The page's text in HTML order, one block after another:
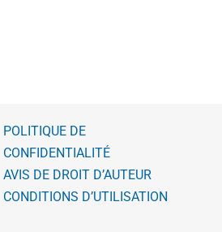
POLITIQUE DE
CONFIDENTIALITÉ
AVIS DE DROIT D’AUTEUR
CONDITIONS D’UTILISATION